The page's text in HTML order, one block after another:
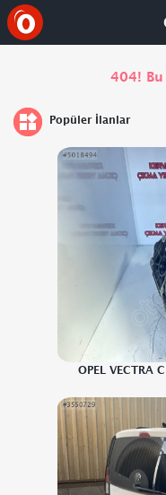
404! Bu
Popüler İlanlar
OPEL VECTRA